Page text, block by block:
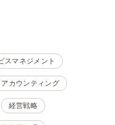
スマネジメント
アカウンティング
経営戦略